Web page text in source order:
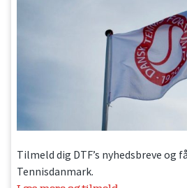
Tilmeld dig DTF’s nyhedsbreve og
Tennisdanmark.